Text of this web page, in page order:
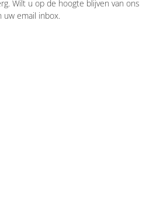
Wilt u op de hoogte blijven van ons
uw email inbox.